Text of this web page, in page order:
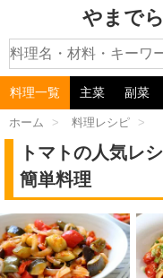
やまで
料理一覧 主菜 副菜
ホーム > 料理レシピ >
トマトの人気レ
簡単料理